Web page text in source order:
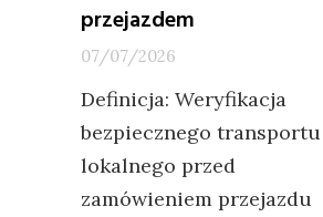
przejazdem
07/07/2026
Definicja: Weryfikacja
bezpiecznego transportu
lokalnego przed
zamówieniem przejazdu